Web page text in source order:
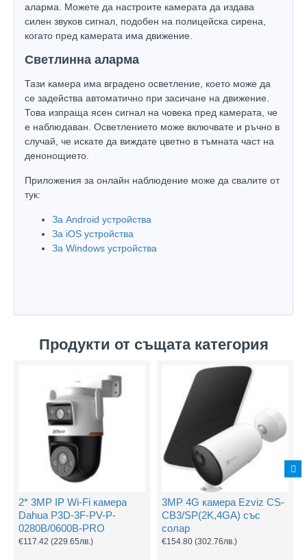
аларма. Можете да настроите камерата да издава
силен звуков сигнал, подобен на полицейска сирена,
когато пред камерата има движение.
Светлинна аларма
Тази камера има вградено осветление, което може да
се задейства автоматично при засичане на движение.
Това изпраща ясен сигнал на човека пред камерата, че
е наблюдаван. Осветлението може включвате и ръчно в
случай, че искате да виждате цветно в тъмната част на
денонощието.
Приложения за онлайн наблюдение може да свалите от
тук:
За Android устройства
За iOS устройства
За Windows устройства
Продукти от същата категория
2* 3MP IP Wi-Fi камера
Dahua P3D-3F-PV-P-
0280B/0600B-PRO
€117.42 (229.65лв.)
3MP 4G камера Ezviz CS-
CB3/SP(2K,4GA) със
солар
€154.80 (302.76лв.)